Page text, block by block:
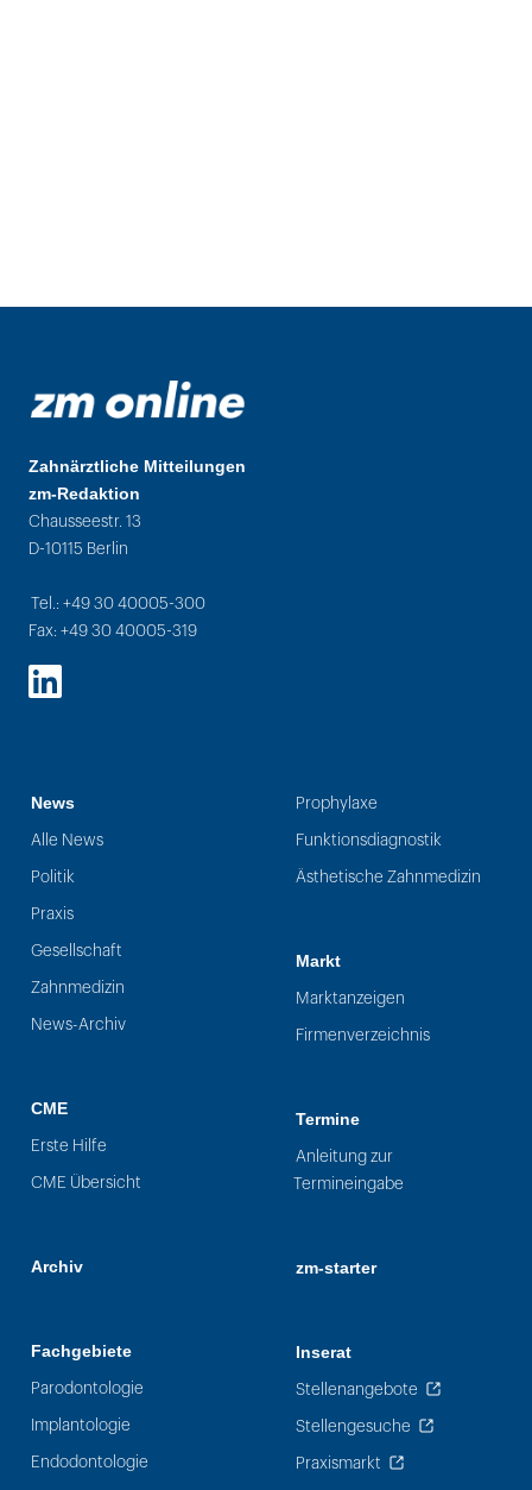
Zahnärztliche Mitteilungen
zm-Redaktion
Chausseestr. 13
D-10115 Berlin
Tel.: +49 30 40005-300
Fax: +49 30 40005-319
LinkedIn
News
Alle News
Politik
Praxis
Gesellschaft
Zahnmedizin
News-Archiv
CME
Erste Hilfe
CME Übersicht
Archiv
Fachgebiete
Parodontologie
Implantologie
Endodontologie
Prophylaxe
Funktionsdiagnostik
Ästhetische Zahnmedizin
Markt
Marktanzeigen
Firmenverzeichnis
Termine
Anleitung zur
Termineingabe
zm-starter
Inserat
Stellenangebote
Stellengesuche
Praxismarkt